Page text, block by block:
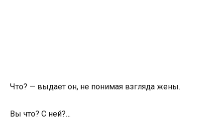
Что? — выдает он, не понимая взгляда жены.
Вы что? С ней?…